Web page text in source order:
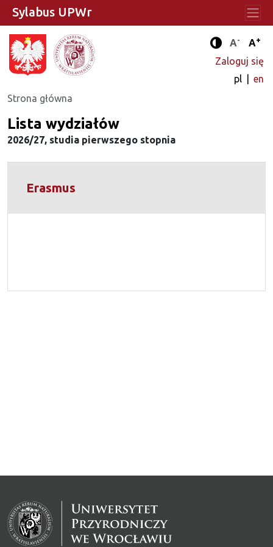
Tryb
A- A+
Zaloguj się
pl
en
Strona główna
Sylabus UPWr
Lista wydziałów
2026/27, studia pierwszego stopnia
Erasmus